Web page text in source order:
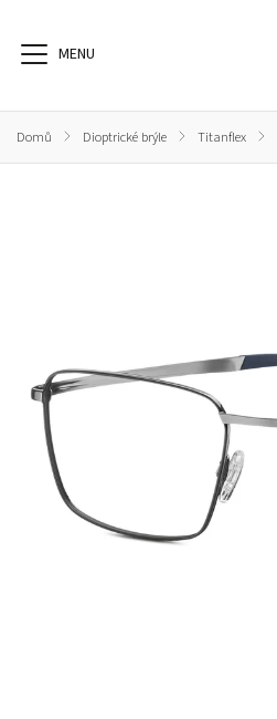
Domů / Dioptrické brýle / Titanflex /